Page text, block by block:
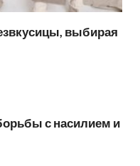
выбирая
с насилием и